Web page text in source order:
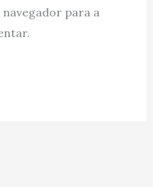
navegador para a